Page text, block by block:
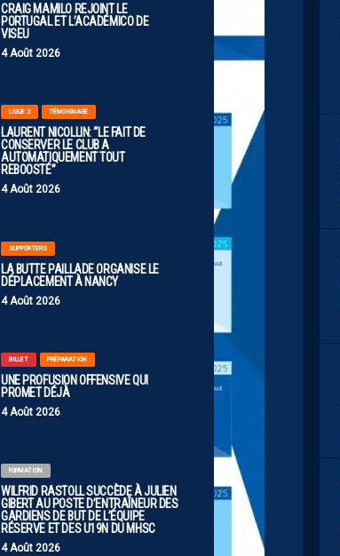
CRAIG MAMILO REJOINT LE
PORTUGAL ET L’ACADÉMICO DE
VISEU
4 Août 2026
LIGUE 2 TÉMOIGNAGE
LAURENT NICOLLIN: “LE FAIT DE
CONSERVER LE CLUB A
AUTOMATIQUEMENT TOUT
REBOOSTÉ”
4 Août 2026
SUPPORTERS
LA BUTTE PAILLADE ORGANISE LE
DÉPLACEMENT À NANCY
4 Août 2026
BILLET PRÉPARATION
UNE PROFUSION OFFENSIVE QUI
PROMET DÉJÀ
4 Août 2026
FORMATION
WILFRID RASTOLL SUCCÈDE À JULIEN
GIBERT AU POSTE D’ENTRAÎNEUR DES
GARDIENS DE BUT DE L’ÉQUIPE
RÉSERVE ET DES U19N DU MHSC
4 Août 2026